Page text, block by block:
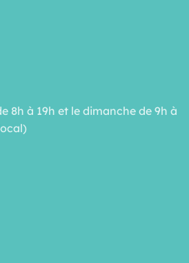
8h à 19h et le dimanche de 9h à